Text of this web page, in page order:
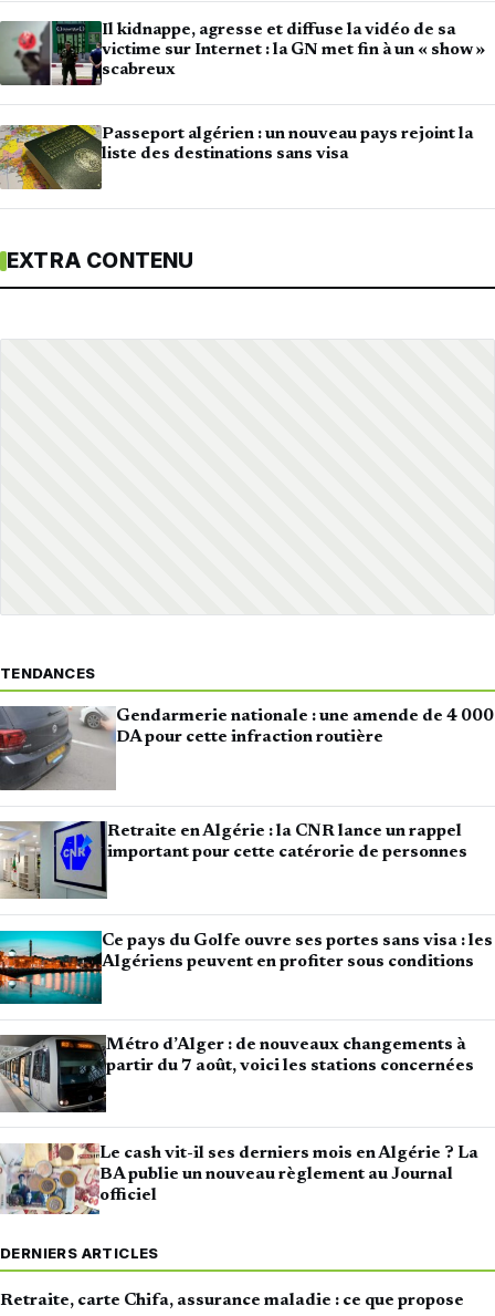
Il kidnappe, agresse et diffuse la vidéo de sa
victime sur Internet : la GN met fin à un « show »
scabreux
Passeport algérien : un nouveau pays rejoint la
liste des destinations sans visa
EXTRA CONTENU
TENDANCES
Gendarmerie nationale : une amende de 4 000
DA pour cette infraction routière
Retraite en Algérie : la CNR lance un rappel
important pour cette catérorie de personnes
Ce pays du Golfe ouvre ses portes sans visa : les
Algériens peuvent en profiter sous conditions
Métro d’Alger : de nouveaux changements à
partir du 7 août, voici les stations concernées
Le cash vit-il ses derniers mois en Algérie ? La
BA publie un nouveau règlement au Journal
officiel
DERNIERS ARTICLES
Retraite, carte Chifa, assurance maladie : ce que propose